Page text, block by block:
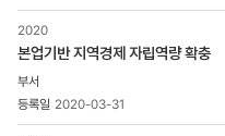
2020
본업기반 지역경제 자립역량 확충
2020-03-31